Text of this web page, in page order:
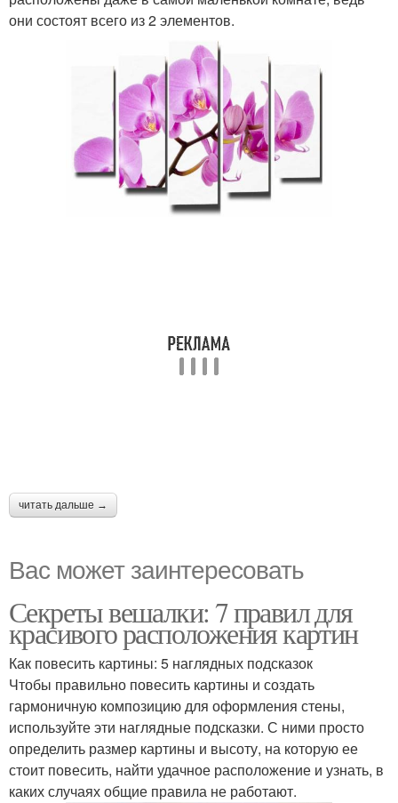
они состоят всего из 2 элементов.
читать дальше →
Вас может заинтересовать
Секреты вешалки: 7 правил для
красивого расположения картин
Как повесить картины: 5 наглядных подсказок
Чтобы правильно повесить картины и создать
гармоничную композицию для оформления стены,
используйте эти наглядные подсказки. С ними просто
определить размер картины и высоту, на которую ее
стоит повесить, найти удачное расположение и узнать, в
каких случаях общие правила не работают.